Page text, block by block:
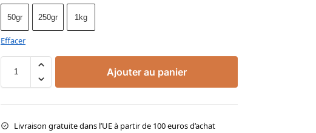
50gr 250gr 1kg
Effacer
Ajouter au panier
Livraison gratuite dans l’UE à partir de 100 euros d’achat